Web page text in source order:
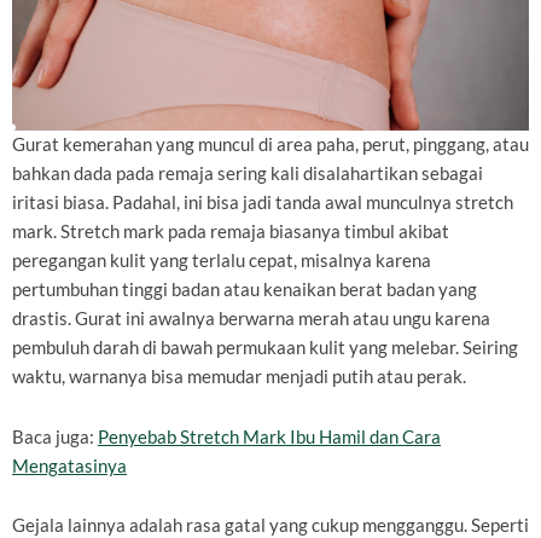
Gurat kemerahan yang muncul di area paha, perut, pinggang, atau
bahkan dada pada remaja sering kali disalahartikan sebagai
iritasi biasa. Padahal, ini bisa jadi tanda awal munculnya stretch
mark. Stretch mark pada remaja biasanya timbul akibat
peregangan kulit yang terlalu cepat, misalnya karena
pertumbuhan tinggi badan atau kenaikan berat badan yang
drastis. Gurat ini awalnya berwarna merah atau ungu karena
pembuluh darah di bawah permukaan kulit yang melebar. Seiring
waktu, warnanya bisa memudar menjadi putih atau perak.
Baca juga: Penyebab Stretch Mark Ibu Hamil dan Cara
Mengatasinya
Gejala lainnya adalah rasa gatal yang cukup mengganggu. Seperti